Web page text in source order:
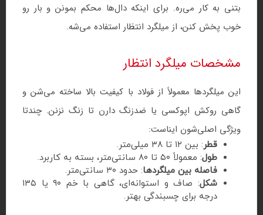
بتنی به کار می‌ره. برای اینکه دال‌ها محکم بمونن و بار رو
خوب پخش کنن، از میلگرد انتظار استفاده می‌شه.
مشخصات میلگرد انتظار
این میلگردها معمولاً از فولاد با کیفیت بالا ساخته می‌شن و
گاهی روکش اپوکسی یا ضدزنگ دارن تا زنگ نزنن. چندتا
ویژگی اصلی‌شون ایناست:
قطر: بین ۱۲ تا ۳۸ میلی‌متر.
طول: معمولاً ۵۰ تا ۸۰ سانتی‌متر، بسته به کاربرد.
فاصله بین میلگردها: حدود ۳۰ سانتی‌متر.
شکل
: صاف و استوانه‌ای، گاهی با خم ۹۰ یا ۱۳۵
درجه برای چسبندگی بهتر.